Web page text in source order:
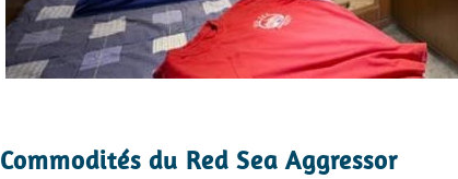
Commodités du Red Sea Aggressor